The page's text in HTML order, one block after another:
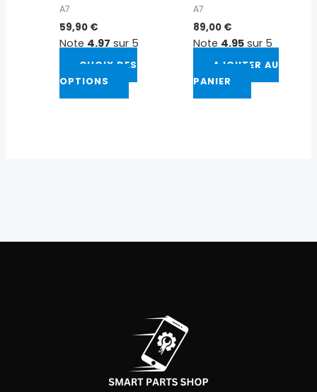
A7
59,90 €
Note 4.97 sur 5
CHOIX DES
OPTIONS
du
produit
A7
89,00 €
Note 4.95 sur 5
AJOUTER AU
PANIER